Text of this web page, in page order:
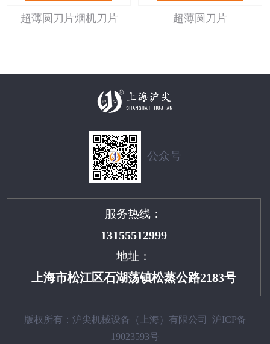
超薄圆刀片烟机刀片 超薄圆刀片
公众号
服务热线：
13155512999
地址：
上海市松江区石湖荡镇松蒸公路2183号
版权所有：沪尖机械设备（上海）有限公司 沪ICP备
19023593号